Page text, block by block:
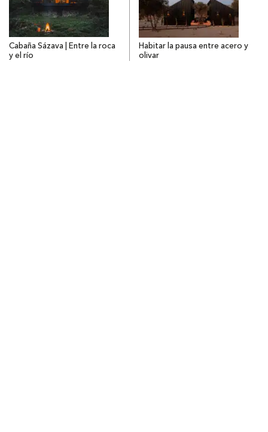
Cabaña Sázava | Entre la roca
y el río
Habitar la pausa entre acero y
olivar